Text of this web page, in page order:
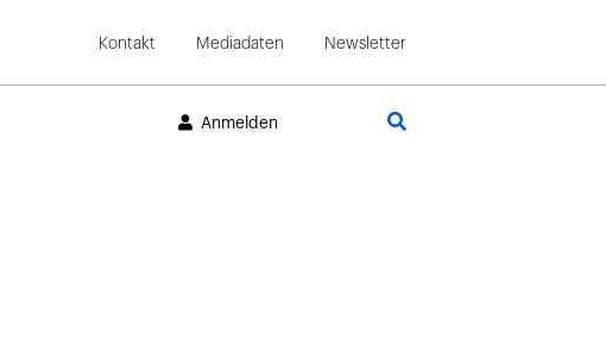
Kontakt Mediadaten Newsletter
Anmelden